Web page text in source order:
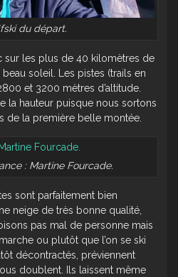
du départ.
sur les plus de 40 kilomètres de
soleil. Les pistes (trails en
et 3200 mètres d’altitude.
la hauteur puisque nous sortons
de la première belle montée.
: Martine Fourcade.
sont parfaitement bien
neige de très bonne qualité,
pas mal de personne mais
ou plutôt que l’on se ski
décontractés, préviennent
doublent. Ils laissent même